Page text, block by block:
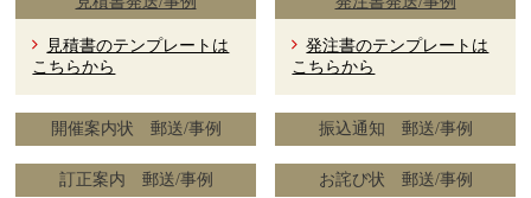
見積書のテンプレートは
こちらから
発注書のテンプレートは
こちらから
開催案内状 郵送/事例 振込通知 郵送/事例
訂正案内 郵送/事例 お詫び状 郵送/事例